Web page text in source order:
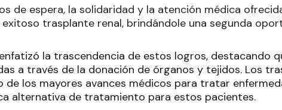
de espera, la solidaridad y la atención médica
trasplante renal, brindándole una segunda
la trascendencia de estos logros, destacando
a través de la donación de órganos y tejidos. Los
de los mayores avances médicos para tratar
alternativa de tratamiento para estos pacientes.